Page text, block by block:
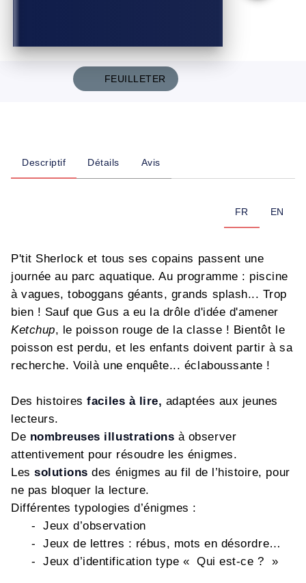
FEUILLETER
Descriptif Détails Avis
FR EN
P'tit Sherlock et tous ses copains passent une
journée au parc aquatique. Au programme : piscine
à vagues, toboggans géants, grands splash... Trop
bien ! Sauf que Gus a eu la drôle d'idée d'amener
Ketchup, le poisson rouge de la classe ! Bientôt le
poisson est perdu, et les enfants doivent partir à sa
recherche. Voilà une enquête... éclaboussante !
Des histoiresfaciles à lire, adaptées aux jeunes
lecteurs.
De nombreuses illustrations à observer
attentivement pour résoudre les énigmes.
Lessolutions des énigmes au fil de l’histoire, pour
ne pas bloquer la lecture.
Différentes typologies d’énigmes :
- Jeux d’observation
- Jeux de lettres : rébus, mots en désordre…
- Jeux d’identification type « Qui est-ce ? »